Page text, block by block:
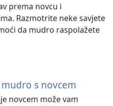
prema novcu i
Razmotrite neke savjete
da mudro raspolažete
s novcem
novcem može vam